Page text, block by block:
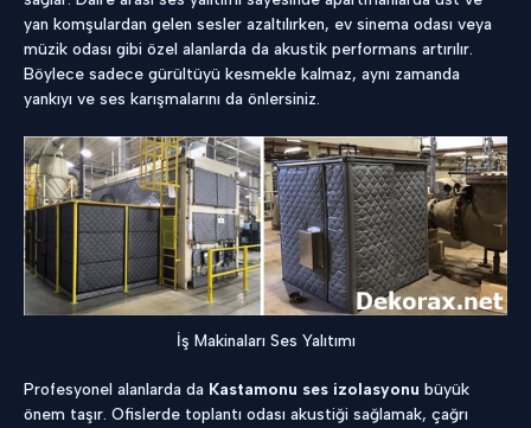
yan komşulardan gelen sesler azaltılırken, ev sinema odası veya
müzik odası gibi özel alanlarda da akustik performans artırılır.
Böylece sadece gürültüyü kesmekle kalmaz, aynı zamanda
yankıyı ve ses karışmalarını da önlersiniz.
İş Makinaları Ses Yalıtımı
Profesyonel alanlarda da Kastamonu ses izolasyonu büyük
önem taşır. Ofislerde toplantı odası akustiği sağlamak, çağrı